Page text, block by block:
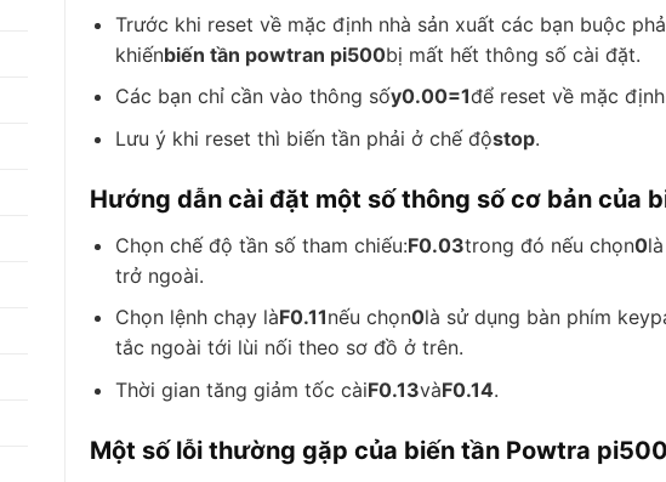
Trước khi reset về mặc định nhà sản xuất các bạn buộc
khiếnbiến tần powtran pi500bị mất hết thông số cài đặt.
Các bạn chỉ cần vào thông sốy0.00=1để reset về mặc
Lưu ý khi reset thì biến tần phải ở chế độstop.
Hướng dẫn cài đặt một số thông số cơ bản của
Chọn chế độ tần số tham chiếu:F0.03trong đó nếu chọn0
trở ngoài.
Chọn lệnh chạy làF0.11nếu chọn0là sử dụng bàn phím
tắc ngoài tới lùi nối theo sơ đồ ở trên.
Thời gian tăng giảm tốc càiF0.13vàF0.14.
Một số lỗi thường gặp của biến tần Powtra pi500